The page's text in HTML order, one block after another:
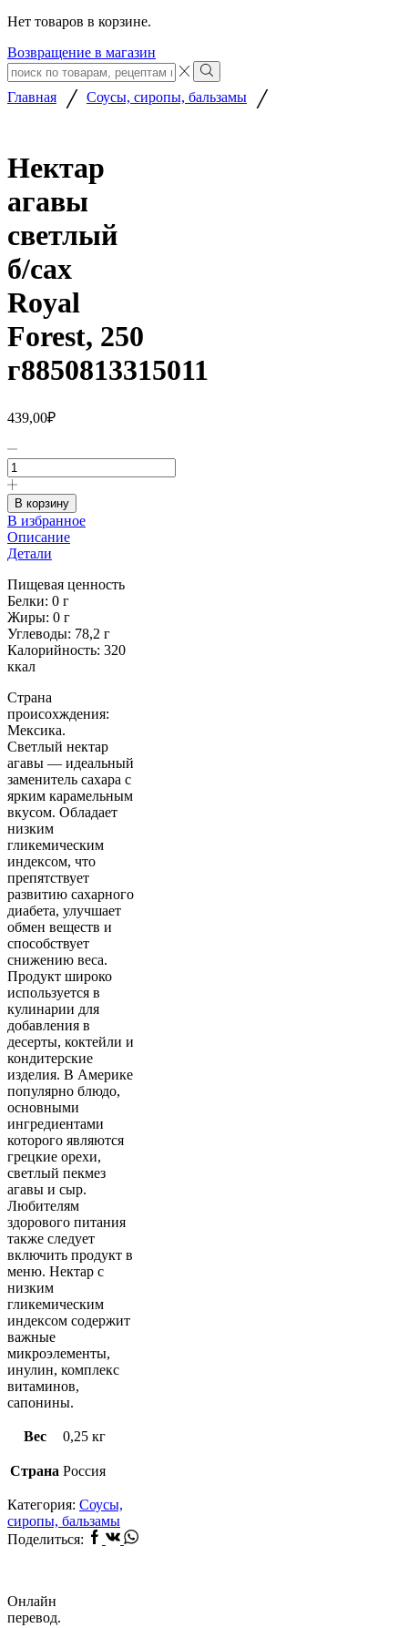
Нет товаров в корзине.
Возвращение в магазин
Search
input
Search
Главная / Соусы, сиропы, бальзамы /
Нектар
агавы
светлый
б/сах
Royal
Forest, 250
г8850813315011
439,00₽
Количество
Нектар
агавы
светлый
б/
сах
Royal
Forest,
250
г8850813315011
В корзину
В избранное
Описание
Детали
Пищевая ценность
Белки: 0 г
Жиры: 0 г
Углеводы: 78,2 г
Калорийность: 320
ккал
Страна
происохждения:
Мексика.
Светлый нектар
агавы — идеальный
заменитель сахара с
ярким карамельным
вкусом. Обладает
низким
гликемическим
индексом, что
препятствует
развитию сахарного
диабета, улучшает
обмен веществ и
способствует
снижению веса.
Продукт широко
используется в
кулинарии для
добавления в
десерты, коктейли и
кондитерские
изделия. В Америке
популярно блюдо,
основными
ингредиентами
которого являются
грецкие орехи,
светлый пекмез
агавы и сыр.
Любителям
здорового питания
также следует
включить продукт в
меню. Нектар с
низким
гликемическим
индексом содержит
важные
микроэлементы,
инулин, комплекс
витаминов,
сапонины.
Вес 0,25 кг
Страна Россия
Категория: Соусы,
сиропы, бальзамы
Поделиться: Facebook
Vk Whatsapp
Онлайн
перевод.